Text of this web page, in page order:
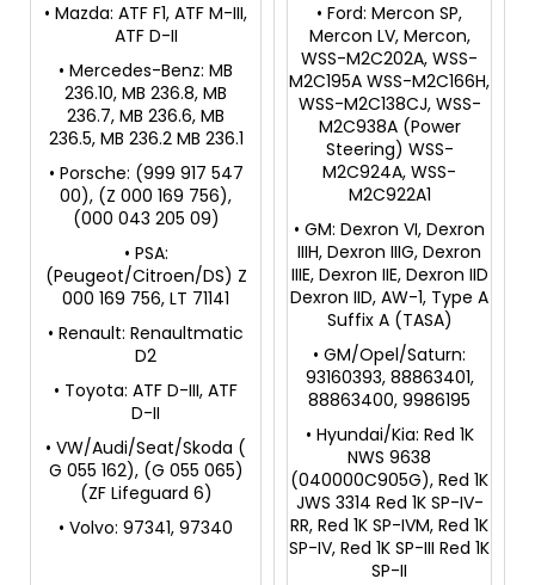
• Mazda: ATF F1, ATF M-III,
ATF D-II
• Mercedes-Benz: MB
236.10, MB 236.8, MB
236.7, MB 236.6, MB
236.5, MB 236.2 MB 236.1
• Porsche: (999 917 547
00), (Z 000 169 756),
(000 043 205 09)
• PSA:
(Peugeot/Citroen/DS) Z
000 169 756, LT 71141
• Renault: Renaultmatic
D2
• Toyota: ATF D-III, ATF
D-II
• VW/Audi/Seat/Skoda (
G 055 162), (G 055 065)
(ZF Lifeguard 6)
• Volvo: 97341, 97340
• Ford: Mercon SP,
Mercon LV, Mercon,
WSS-M2C202A, WSS-
M2C195A WSS-M2C166H,
WSS-M2C138CJ, WSS-
M2C938A (Power
Steering) WSS-
M2C924A, WSS-
M2C922A1
• GM: Dexron VI, Dexron
IIIH, Dexron IIIG, Dexron
IIIE, Dexron IIE, Dexron IID
Dexron IID, AW-1, Type A
Suffix A (TASA)
• GM/Opel/Saturn:
93160393, 88863401,
88863400, 9986195
• Hyundai/Kia: Red 1K
NWS 9638
(040000C905G), Red 1K
JWS 3314 Red 1K SP-IV-
RR, Red 1K SP-IVM, Red 1K
SP-IV, Red 1K SP-III Red 1K
SP-II